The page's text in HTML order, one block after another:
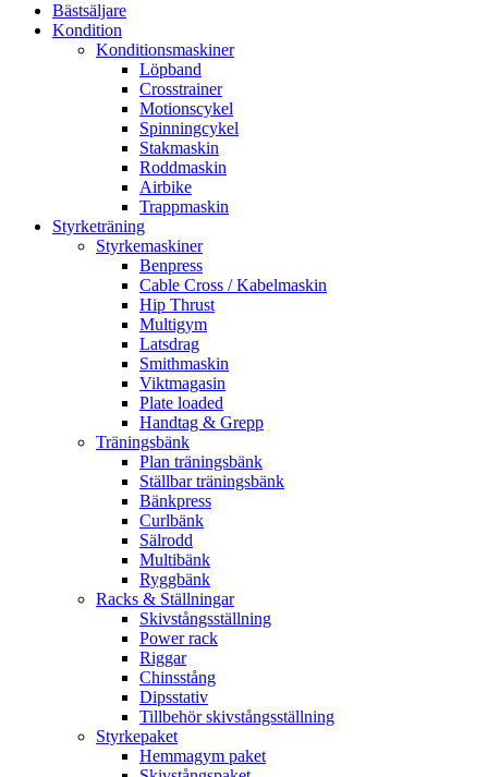
Bästsäljare
Kondition
Konditionsmaskiner
Löpband
Crosstrainer
Motionscykel
Spinningcykel
Stakmaskin
Roddmaskin
Airbike
Trappmaskin
Styrketräning
Styrkemaskiner
Benpress
Cable Cross / Kabelmaskin
Hip Thrust
Multigym
Latsdrag
Smithmaskin
Viktmagasin
Plate loaded
Handtag & Grepp
Träningsbänk
Plan träningsbänk
Ställbar träningsbänk
Bänkpress
Curlbänk
Sälrodd
Multibänk
Ryggbänk
Racks & Ställningar
Skivstångsställning
Power rack
Riggar
Chinsstång
Dipsstativ
Tillbehör skivstångsställning
Styrkepaket
Hemmagym paket